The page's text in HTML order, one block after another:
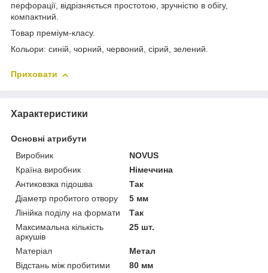
перфорації, відрізняється простотою, зручністю в обігу,
компактний.
Товар преміум-класу.
Кольори: синій, чорний, червоний, сірий, зелений.
Приховати
Характеристики
Основні атрибути
Виробник
NOVUS
Країна виробник
Німеччина
Антиковзка підошва
Так
Діаметр пробитого отвору
5 мм
Лінійка поділу на формати
Так
Максимальна кількість
аркушів
25 шт.
Матеріал
Метал
Відстань між пробитими
80 мм